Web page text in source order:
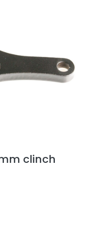
clinch